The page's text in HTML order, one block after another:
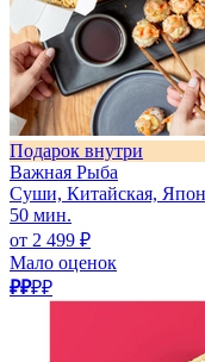
Подарок внутри
Важная Рыба
Суши, Китайская,
50 мин.
от 2 499 ₽
Мало оценок
₽₽₽₽